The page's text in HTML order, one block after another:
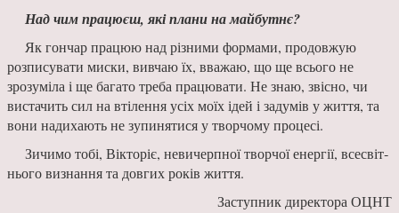
Над чим працюєш, які плани на майбутнє?
Як гончар працюю над різними формами, продовжую
розписувати миски, вивчаю їх, вва­жаю, що ще всього не
зрозуміла і ще багато тре­ба працювати. Не знаю, звісно, чи
вистачить сил на втілення усіх моїх ідей і задумів у життя, та
вони надихають не зупинятися у творчому процесі.
Зичимо тобі, Вікторіє, неви­черпної творчої енергії, всесвіт­
нього визнання та довгих років життя.
Заступник директора ОЦНТ